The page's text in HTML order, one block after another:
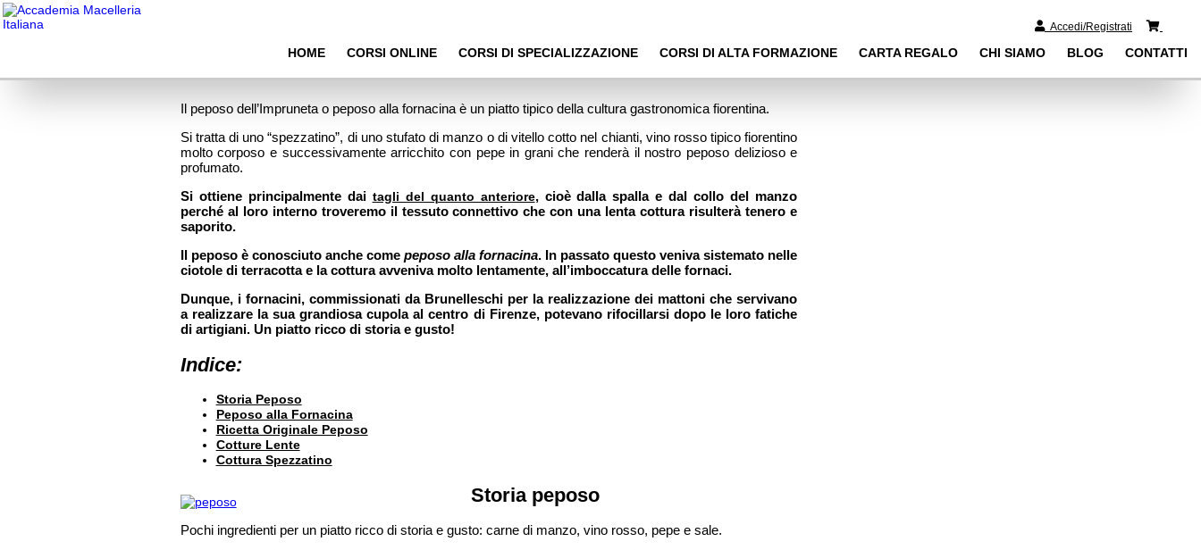
Accedi/Registrati
HOME
CORSI ONLINE CORSI DI SPECIALIZZAZIONE CORSI DI ALTA FORMAZIONE CARTA REGALO CHI SIAMO BLOG CONTATTI
Il peposo dell’Impruneta o peposo alla fornacina è un piatto tipico della cultura gastronomica fiorentina.
Si tratta di uno “spezzatino”, di uno stufato di manzo o di vitello cotto nel chianti, vino rosso tipico fiorentino
molto corposo e successivamente arricchito con pepe in grani che renderà il nostro peposo delizioso e
profumato.
Si ottiene principalmente dai tagli del quanto anteriore, cioè dalla spalla e dal collo del manzo
perché al loro interno troveremo il tessuto connettivo che con una lenta cottura risulterà tenero e
saporito.
Il peposo è conosciuto anche come peposo alla fornacina. In passato questo veniva sistemato nelle
ciotole di terracotta e la cottura avveniva molto lentamente, all’imboccatura delle fornaci.
Dunque, i fornacini, commissionati da Brunelleschi per la realizzazione dei mattoni che servivano
a realizzare la sua grandiosa cupola al centro di Firenze, potevano rifocillarsi dopo le loro fatiche
di artigiani. Un piatto ricco di storia e gusto!
Indice:
Storia Peposo
Peposo alla Fornacina
Ricetta Originale Peposo
Cotture Lente
Cottura Spezzatino
Storia peposo
Pochi ingredienti per un piatto ricco di storia e gusto: carne di manzo, vino rosso, pepe e sale.